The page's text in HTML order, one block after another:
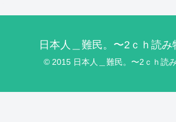
日本人＿難民。〜2ｃｈ読み
© 2015 日本人＿難民。〜2ｃｈ読